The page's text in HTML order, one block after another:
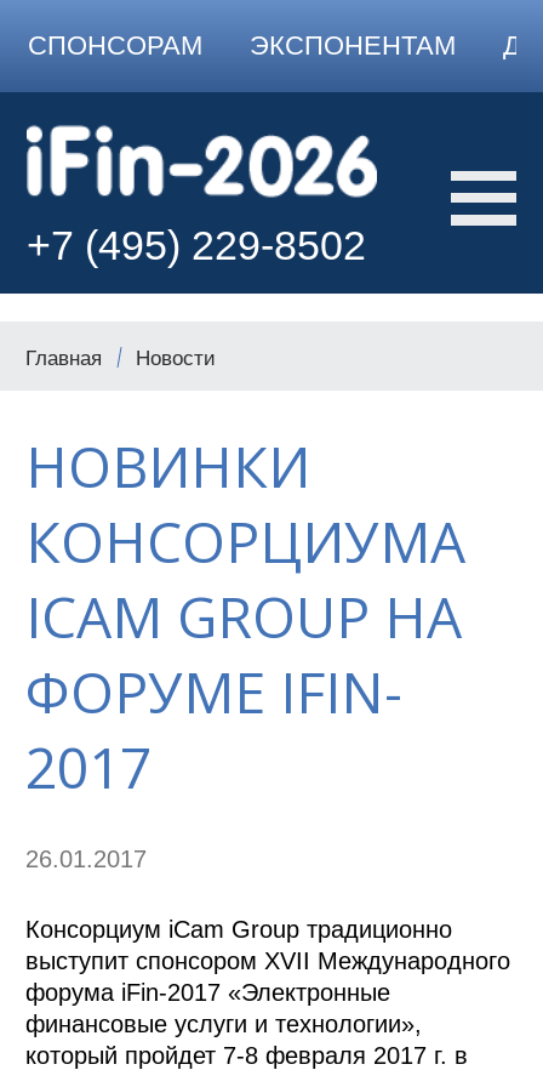
СПОНСОРАМ ЭКСПОНЕНТАМ
+7 (495) 229-8502
Главная Новости
НОВИНКИ
КОНСОРЦИУМА
ICAM GROUP НА
ФОРУМЕ IFIN-
2017
26.01.2017
Консорциум iCam Group традиционно
выступит спонсором XVII Международного
форума iFin-2017 «Электронные
финансовые услуги и технологии»,
который пройдет 7-8 февраля 2017 г. в